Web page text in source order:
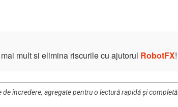
mult si elimina riscurile cu ajutorul RobotFX!
încredere, agregate pentru o lectură rapidă și completă.